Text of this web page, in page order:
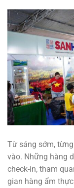
Từ sáng sớm,
vào. Những hàng
check-in, tham
gian hàng ẩm